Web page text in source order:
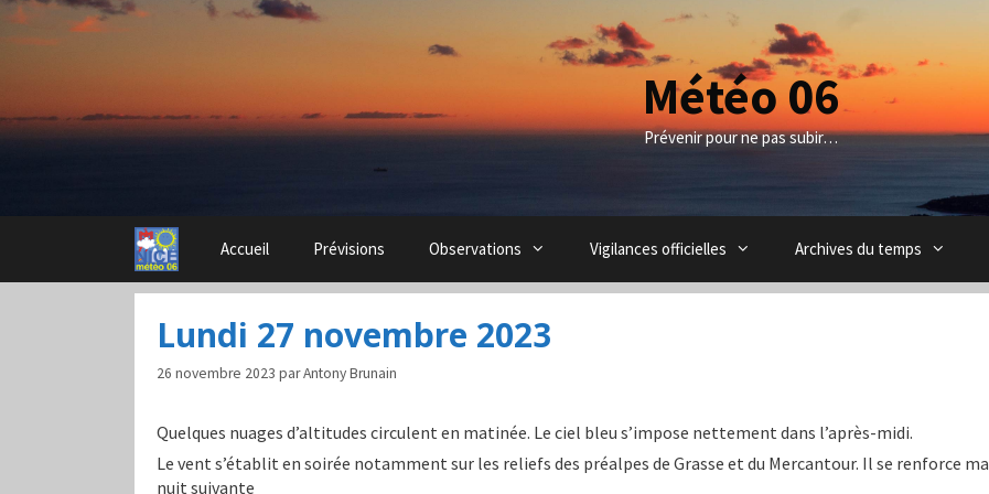
Aller
Météo 06
Prévenir pour ne pas subir…
Accueil Prévisions Observations Vigilances officielles Archives du temps
Lundi 27 novembre 2023
26 novembre 2023 parAntony Brunain
Quelques nuages d’altitudes circulent en matinée. Le ciel bleu s’impose nettement dans l’après-midi.
Le vent s’établit en soirée notamment sur les reliefs des préalpes de Grasse et du Mercantour. Il se renforce ma
nuit suivante